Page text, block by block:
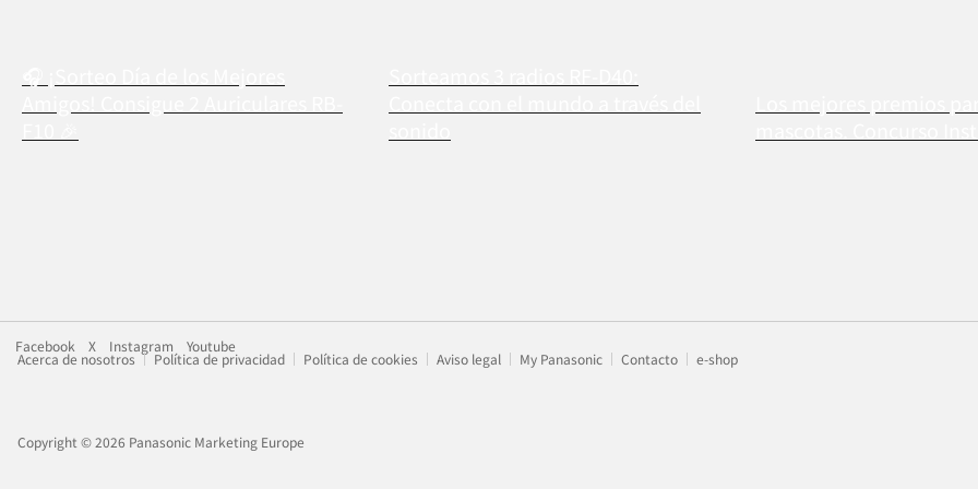
Facebook X Instagram Youtube
Acerca de nosotros Política de privacidad Política de cookies Aviso legal My Panasonic Contacto e-shop
Copyright © 2026 Panasonic Marketing Europe